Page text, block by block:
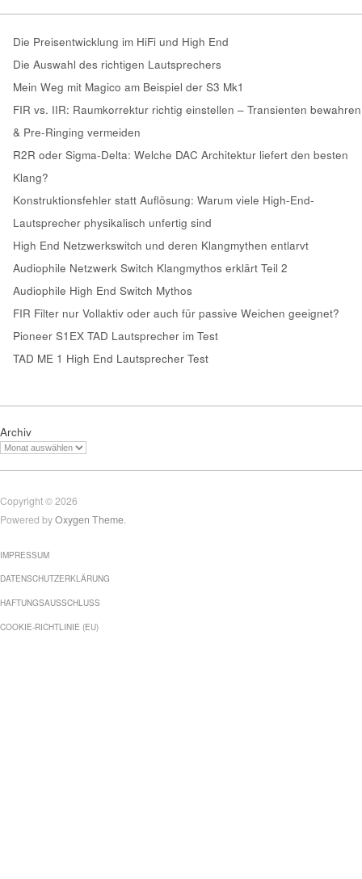
Die Preisentwicklung im HiFi und High End
Die Auswahl des richtigen Lautsprechers
Mein Weg mit Magico am Beispiel der S3 Mk1
FIR vs. IIR: Raumkorrektur richtig einstellen – Transienten bewahren
& Pre-Ringing vermeiden
R2R oder Sigma-Delta: Welche DAC Architektur liefert den besten
Klang?
Konstruktionsfehler statt Auflösung: Warum viele High-End-
Lautsprecher physikalisch unfertig sind
High End Netzwerkswitch und deren Klangmythen entlarvt
Audiophile Netzwerk Switch Klangmythos erklärt Teil 2
Audiophile High End Switch Mythos
FIR Filter nur Vollaktiv oder auch für passive Weichen geeignet?
Pioneer S1EX TAD Lautsprecher im Test
TAD ME 1 High End Lautsprecher Test
Archiv
Copyright © 2026
Powered byOxygen Theme
IMPRESSUM
DATENSCHUTZERKLÄRUNG
HAFTUNGSAUSSCHLUSS
COOKIE-RICHTLINIE (EU)